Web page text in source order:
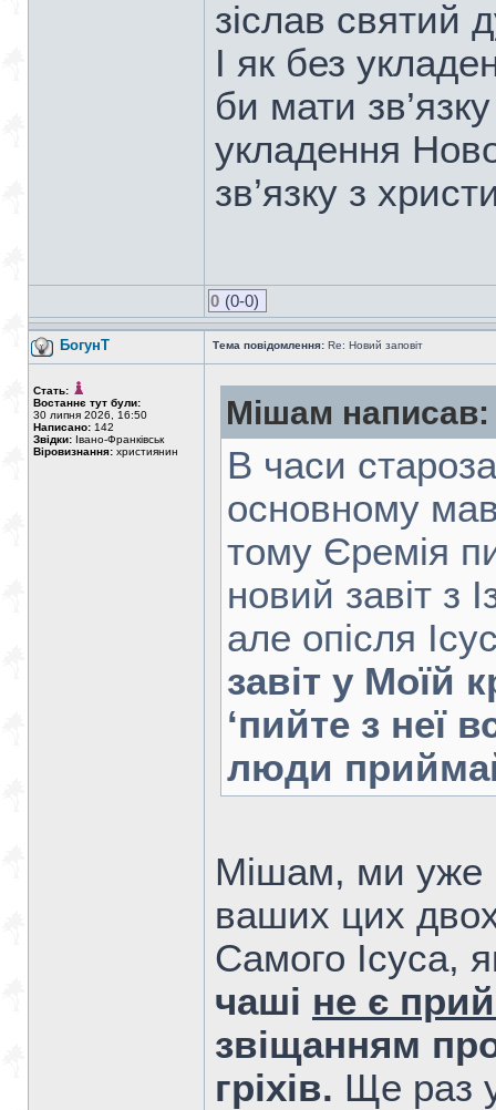
зіслав святий
І як без
би мати
укладення
зв’язку з
0 (0-0)
БогунТ Тема повідомлення: Re: Новий заповіт
Стать:
Востаннє тут були:
30 липня 2026, 16:50
Написано: 142
Звідки: Івано-Франківськ
Віровизнання: християнин
Мішам написав:
В часи
основному
тому Єремія
новий завіт з
але опісля
завіт у Моїй
‘пийте з неї
люди
Мішам, ми уже
ваших цих
Самого Ісуса,
чаші не є
звіщанням
гріхів. Ще раз